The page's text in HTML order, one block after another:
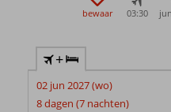
bewaar 03:30
+
02 jun 2027 (wo)
8 dagen (7 nachten)